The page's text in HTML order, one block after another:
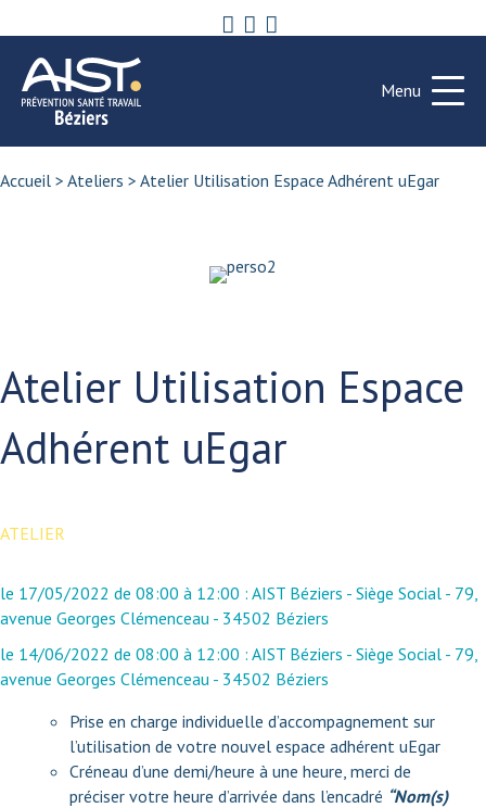
Menu
Accueil > Ateliers > Atelier Utilisation Espace Adhérent uEgar
Atelier Utilisation Espace
Adhérent uEgar
ATELIER
le 17/05/2022 de 08:00 à 12:00 : AIST Béziers - Siège Social - 79,
avenue Georges Clémenceau - 34502 Béziers
le 14/06/2022 de 08:00 à 12:00 : AIST Béziers - Siège Social - 79,
avenue Georges Clémenceau - 34502 Béziers
Prise en charge individuelle d’accompagnement sur
l’utilisation de votre nouvel espace adhérent uEgar
Créneau d’une demi/heure à une heure, merci de
préciser votre heure d’arrivée dans l’encadré “Nom(s)